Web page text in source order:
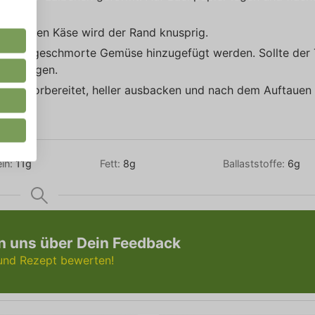
den Käse wird der Rand knusprig.
angeschmorte Gemüse hinzugefügt werden. Sollte der
vorbereitet, heller ausbacken und nach dem Auftauen
11g Fett: 8g Ballaststoffe: 6g
uns über Dein Feedback
Rezept bewerten!